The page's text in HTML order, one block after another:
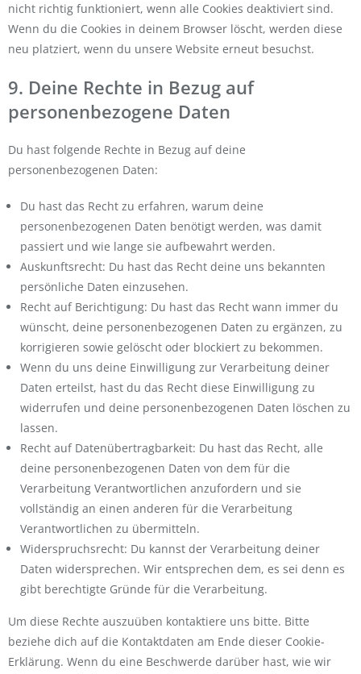
nicht richtig funktioniert, wenn alle Cookies deaktiviert sind.
Wenn du die Cookies in deinem Browser löscht, werden diese
neu platziert, wenn du unsere Website erneut besuchst.
9. Deine Rechte in Bezug auf
personenbezogene Daten
Du hast folgende Rechte in Bezug auf deine
personenbezogenen Daten:
Du hast das Recht zu erfahren, warum deine
personenbezogenen Daten benötigt werden, was damit
passiert und wie lange sie aufbewahrt werden.
Auskunftsrecht: Du hast das Recht deine uns bekannten
persönliche Daten einzusehen.
Recht auf Berichtigung: Du hast das Recht wann immer du
wünscht, deine personenbezogenen Daten zu ergänzen, zu
korrigieren sowie gelöscht oder blockiert zu bekommen.
Wenn du uns deine Einwilligung zur Verarbeitung deiner
Daten erteilst, hast du das Recht diese Einwilligung zu
widerrufen und deine personenbezogenen Daten löschen zu
lassen.
Recht auf Datenübertragbarkeit: Du hast das Recht, alle
deine personenbezogenen Daten von dem für die
Verarbeitung Verantwortlichen anzufordern und sie
vollständig an einen anderen für die Verarbeitung
Verantwortlichen zu übermitteln.
Widerspruchsrecht: Du kannst der Verarbeitung deiner
Daten widersprechen. Wir entsprechen dem, es sei denn es
gibt berechtigte Gründe für die Verarbeitung.
Um diese Rechte auszuüben kontaktiere uns bitte. Bitte
beziehe dich auf die Kontaktdaten am Ende dieser Cookie-
Erklärung. Wenn du eine Beschwerde darüber hast, wie wir